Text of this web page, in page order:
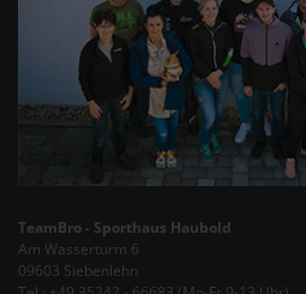
TeamBro - Sporthaus Haubold
Am Wasserturm 6
09603 Siebenlehn